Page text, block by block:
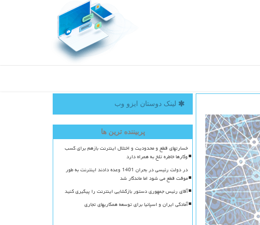
لینک دوستان ایزو وب
پربیننده ترین ها
خسارتهای قطع و محدودیت و اختلال اینترنت بازهم برای کسب
وکارها خاطره تلخ به همراه دارد
در دولت رئیسی در بحران 1401 وعده دادند اینترنت به طور
موقت قطع می شود اما ماندگار شد
آقای رئیس جمهوری دستور بازگشایی اینترنت را پیگیری کنید
آمادگی ایران و اسپانیا برای توسعه همکاریهای تجاری